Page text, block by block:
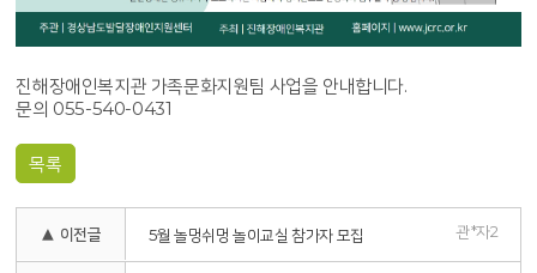
진해장애인복지관 가족문화지원팀 사업을 안내합니다.
문의 055-540-0431
목록
▲ 이전글 5월 놀멍쉬멍 놀이교실 참가자 모집 관*자2